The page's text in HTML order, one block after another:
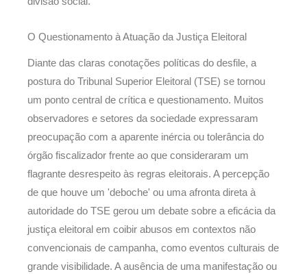
O Questionamento à Atuação da Justiça Eleitoral
Diante das claras conotações políticas do desfile, a
postura do Tribunal Superior Eleitoral (TSE) se tornou
um ponto central de crítica e questionamento. Muitos
observadores e setores da sociedade expressaram
preocupação com a aparente inércia ou tolerância do
órgão fiscalizador frente ao que consideraram um
flagrante desrespeito às regras eleitorais. A percepção
de que houve um 'deboche' ou uma afronta direta à
autoridade do TSE gerou um debate sobre a eficácia da
justiça eleitoral em coibir abusos em contextos não
convencionais de campanha, como eventos culturais de
grande visibilidade. A ausência de uma manifestação ou